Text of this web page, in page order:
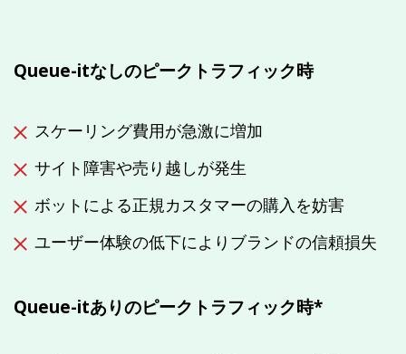
Queue-itなしのピークトラフィック時
スケーリング費用が急激に増加
サイト障害や売り越しが発生
ボットによる正規カスタマーの購入を妨害
ユーザー体験の低下によりブランドの信頼損失
Queue-itありのピークトラフィック時*